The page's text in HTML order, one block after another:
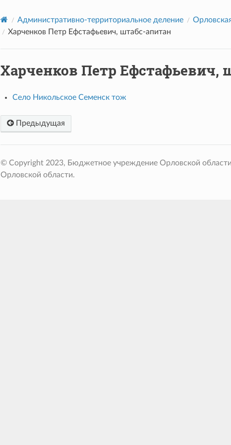
Административно-территориальное деление
Харченков Петр Ефстафьевич, штабс-апитан
Харченков Петр Ефстафьевич,
Село Никольское Семенск тож
Предыдущая
© Copyright 2023, Бюджетное учреждение Орловской области
Орловской области.